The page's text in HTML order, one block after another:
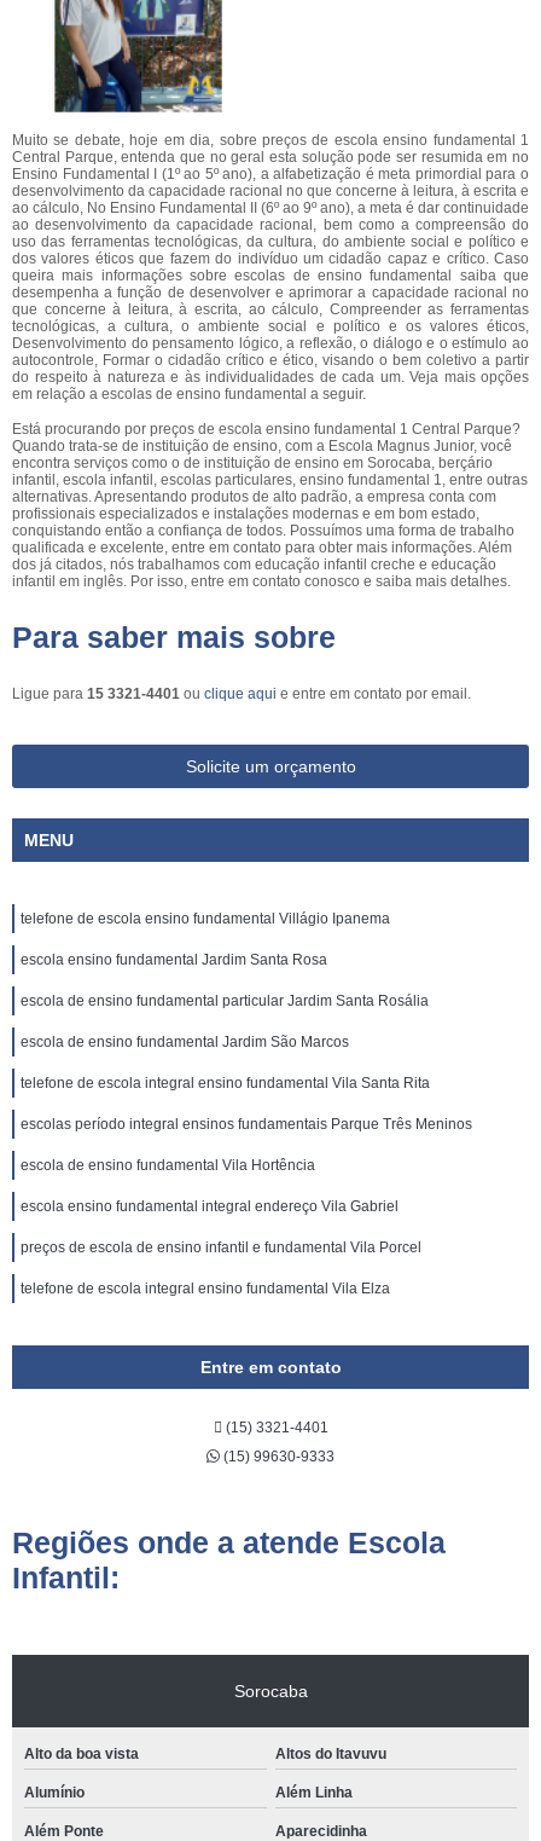
Muito se debate, hoje em dia, sobre preços de escola ensino fundamental 1
Central Parque, entenda que no geral esta solução pode ser resumida em no
Ensino Fundamental I (1º ao 5º ano), a alfabetização é meta primordial para o
desenvolvimento da capacidade racional no que concerne à leitura, à escrita e
ao cálculo, No Ensino Fundamental II (6º ao 9º ano), a meta é dar continuidade
ao desenvolvimento da capacidade racional, bem como a compreensão do
uso das ferramentas tecnológicas, da cultura, do ambiente social e político e
dos valores éticos que fazem do indivíduo um cidadão capaz e crítico. Caso
queira mais informações sobre escolas de ensino fundamental saiba que
desempenha a função de desenvolver e aprimorar a capacidade racional no
que concerne à leitura, à escrita, ao cálculo, Compreender as ferramentas
tecnológicas, a cultura, o ambiente social e político e os valores éticos,
Desenvolvimento do pensamento lógico, a reflexão, o diálogo e o estímulo ao
autocontrole, Formar o cidadão crítico e ético, visando o bem coletivo a partir
do respeito à natureza e às individualidades de cada um. Veja mais opções
em relação a escolas de ensino fundamental a seguir.
Está procurando por preços de escola ensino fundamental 1 Central Parque?
Quando trata-se de instituição de ensino, com a Escola Magnus Junior, você
encontra serviços como o de instituição de ensino em Sorocaba, berçário
infantil, escola infantil, escolas particulares, ensino fundamental 1, entre outras
alternativas. Apresentando produtos de alto padrão, a empresa conta com
profissionais especializados e instalações modernas e em bom estado,
conquistando então a confiança de todos. Possuímos uma forma de trabalho
qualificada e excelente, entre em contato para obter mais informações. Além
dos já citados, nós trabalhamos com educação infantil creche e educação
infantil em inglês. Por isso, entre em contato conosco e saiba mais detalhes.
Para saber mais sobre
Ligue para 15 3321-4401 ou clique aqui e entre em contato por email.
Solicite um orçamento
MENU
telefone de escola ensino fundamental Villágio Ipanema
escola ensino fundamental Jardim Santa Rosa
escola de ensino fundamental particular Jardim Santa Rosália
escola de ensino fundamental Jardim São Marcos
telefone de escola integral ensino fundamental Vila Santa Rita
escolas período integral ensinos fundamentais Parque Três Meninos
escola de ensino fundamental Vila Hortência
escola ensino fundamental integral endereço Vila Gabriel
preços de escola de ensino infantil e fundamental Vila Porcel
telefone de escola integral ensino fundamental Vila Elza
Entre em contato
(15) 3321-4401
(15) 99630-9333
Regiões onde a atende Escola
Infantil:
Sorocaba
Alto da boa vista Altos do Itavuvu
Alumínio Além Linha
Além Ponte Aparecidinha